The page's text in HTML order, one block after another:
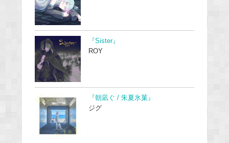
『Sister』
ROY
『朝凪ぐ / 朱夏氷菓』
ジグ